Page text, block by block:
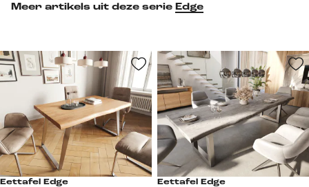
Meer artikels uit deze serie Edge
Eettafel Edge Eettafel Edge